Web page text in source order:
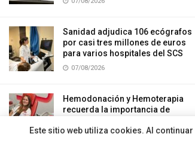
Sanidad adjudica 106 ecógrafos
por casi tres millones de euros
para varios hospitales del SCS
07/08/2026
Hemodonación y Hemoterapia
recuerda la importancia de
07/08/2026
Este sitio web utiliza cookies. Al